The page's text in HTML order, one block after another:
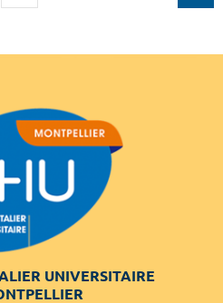
UNIVERSITAIRE